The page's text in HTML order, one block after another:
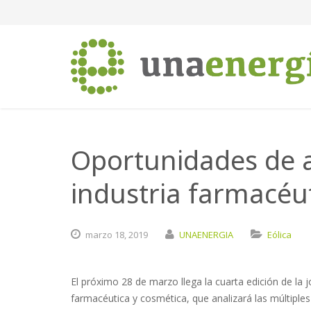
Oportunidades de
industria
marzo 18,2019 UNAENERGIA Eólica
El próximo 28 de marzo llega la cuarta edición de la
farmacéutica y cosmética, que analizará las